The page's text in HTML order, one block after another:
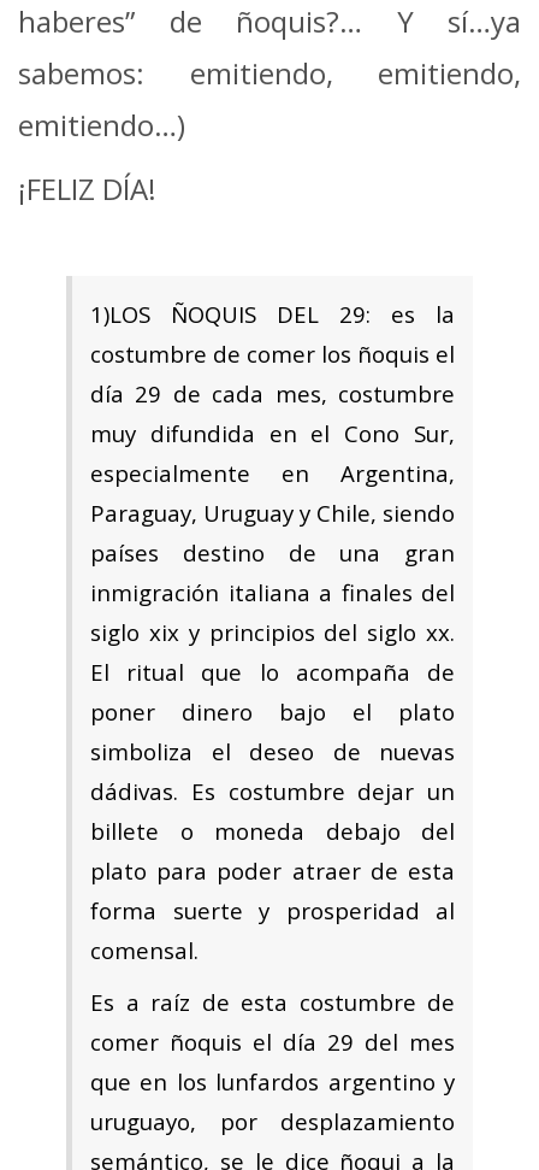
haberes” de ñoquis?… Y sí…ya
sabemos: emitiendo, emitiendo,
emitiendo…)
¡FELIZ DÍA!
1)LOS ÑOQUIS DEL 29: es la
costumbre de comer los ñoquis el
día 29 de cada mes, costumbre
muy difundida en el Cono Sur,
especialmente en Argentina,
Paraguay, Uruguay y Chile,​ siendo
países destino de una gran
inmigración italiana a finales del
siglo xix y principios del siglo xx.
El ritual que lo acompaña de
poner dinero bajo el plato
simboliza el deseo de nuevas
dádivas. Es costumbre dejar un
billete o moneda debajo del
plato para poder atraer de esta
forma suerte y prosperidad al
comensal.​
Es a raíz de esta costumbre de
comer ñoquis el día 29 del mes
que en los lunfardos argentino y
uruguayo, por desplazamiento
semántico, se le dice ñoqui a la